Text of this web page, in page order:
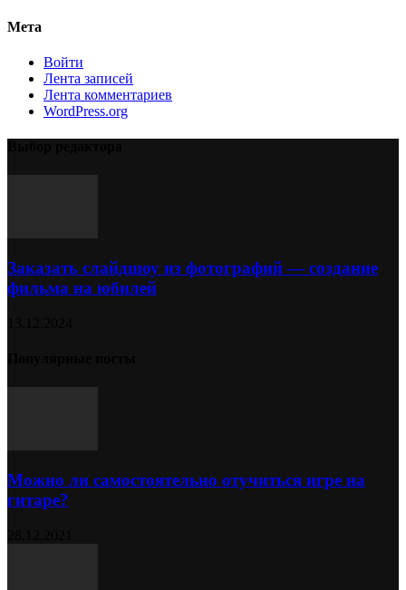
Мета
Войти
Лента записей
Лента комментариев
WordPress.org
Заказать слайдшоу из фотографий — создание
фильма на юбилей
Можно ли самостоятельно отучиться игре на
гитаре?